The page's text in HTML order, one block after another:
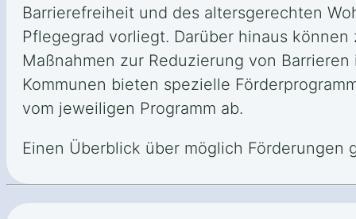
Barrierefreiheit und des altersgerechten
Pflegegrad vorliegt. Darüber hinaus
Maßnahmen zur Reduzierung von
Kommunen bieten spezielle
vom jeweiligen Programm ab.
Einen Überblick über möglich Förderungen